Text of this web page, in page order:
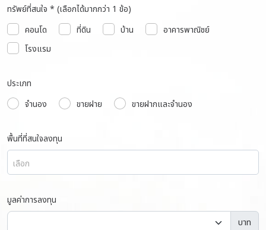
ทรัพย์ที่สนใจ * (เลือกได้มากกว่า 1 ข้อ)
คอนโด
ที่ดิน บ้าน
อาคารพาณิชย์
โรงแรม
ประเภท
จำนอง
ขายฝาย ขายฝากและจำนอง
พื้นที่ที่สนใจลงทุน
เลือก
มูลค่าการลงทุน
บาท